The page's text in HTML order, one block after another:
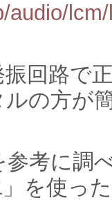
audio/
回路で
の方が
考に調
を使っ